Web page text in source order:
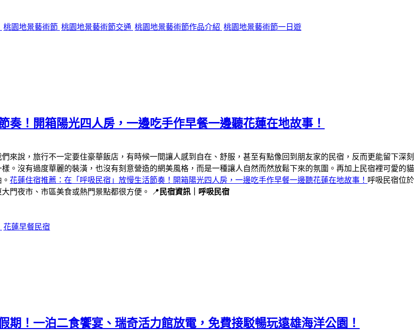
桃園地景藝術節 桃園地景藝術節交通 桃園地景藝術節作品介紹 桃園地景藝術節一日遊
奏！開箱陽光四人房，一邊吃手作早餐一邊聽花蓮在地故事！
們來說，旅行不一定要住豪華飯店，有時候一間讓人感到自在、舒服，甚至有點像回到朋友家的民宿，反而更能留下深刻
。沒有過度華麗的裝潢，也沒有刻意營造的網美風格，而是一種讓人自然而然放鬆下來的氛圍。再加上民宿裡可愛的貓
花蓮住宿推薦：在「呼吸民宿」放慢生活節奏！開箱陽光四人房，一邊吃手作早餐一邊聽花蓮在地故事！ 呼吸民宿位於
門夜市、市區美食或熱門景點都很方便。 📍 民宿資訊｜呼吸民宿
花蓮早餐民宿
期！一泊二食饗宴、瑞奇活力館放電，免費接駁暢玩遠雄海洋公園！